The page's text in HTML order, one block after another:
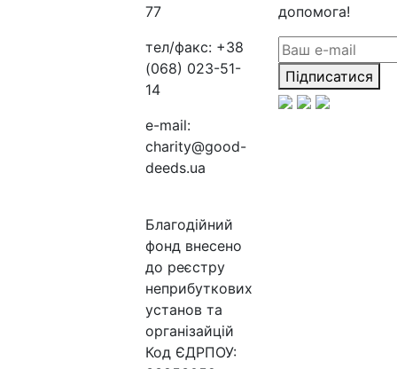
77
тел/факс: +38
(068) 023-51-
14
e-mail:
charity@good-
deeds.ua
Благодійний
фонд внесено
до реєстру
неприбуткових
установ та
організайцій
Код ЄДРПОУ:
допомога!
Підписатися